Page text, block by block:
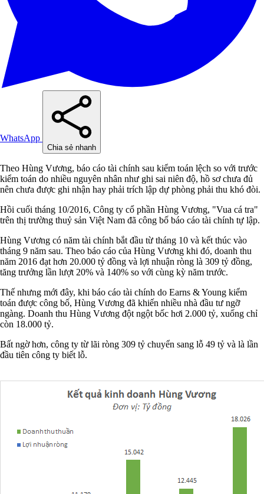
WhatsApp
Chia sẻ nhanh
Theo Hùng Vương, báo cáo tài chính sau kiểm toán lệch so với trước
kiểm toán do nhiều nguyên nhân như ghi sai niên độ, hồ sơ chưa đủ
nên chưa được ghi nhận hay phải trích lập dự phòng phải thu khó đòi.
Hồi cuối tháng 10/2016, Công ty cổ phần Hùng Vương, "Vua cá tra"
trên thị trường thuỷ sản Việt Nam đã công bố báo cáo tài chính tự lập.
Hùng Vương có năm tài chính bắt đầu từ tháng 10 và kết thúc vào
tháng 9 năm sau. Theo báo cáo của Hùng Vương khi đó, doanh thu
năm 2016 đạt hơn 20.000 tỷ đồng và lợi nhuận ròng là 309 tỷ đồng,
tăng trưởng lần lượt 20% và 140% so với cùng kỳ năm trước.
Thế nhưng mới đây, khi báo cáo tài chính do Earns & Young kiểm
toán được công bố, Hùng Vương đã khiến nhiều nhà đầu tư ngỡ
ngàng. Doanh thu Hùng Vương đột ngột bốc hơi 2.000 tỷ, xuống chỉ
còn 18.000 tỷ.
Bất ngờ hơn, công ty từ lãi ròng 309 tỷ chuyển sang lỗ 49 tỷ và là lần
đầu tiên công ty biết lỗ.